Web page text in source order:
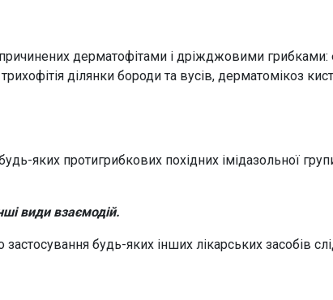
дерматофітами і дріжджовими грибками:
ділянки бороди та вусів, дерматомікоз
яких протигрибкових похідних імідазольної
види взаємодій.
будь-яких інших лікарських засобів